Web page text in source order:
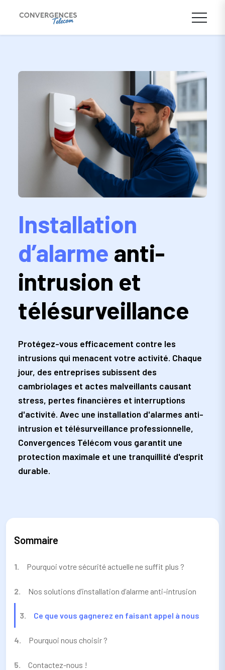
Installation
d’alarme anti-
intrusion et
télésurveillance
Protégez-vous efficacement contre les
intrusions qui menacent votre activité. Chaque
jour, des entreprises subissent des
cambriolages et actes malveillants causant
stress, pertes financières et interruptions
d'activité. Avec une installation d'alarmes anti-
intrusion et télésurveillance professionnelle,
Convergences Télécom vous garantit une
protection maximale et une tranquillité d'esprit
durable.
Sommaire
Pourquoi votre sécurité actuelle ne suffit plus ?
Nos solutions d’installation d’alarme anti-intrusion
Ce que vous gagnerez en faisant appel à nous
Pourquoi nous choisir ?
Contactez-nous !